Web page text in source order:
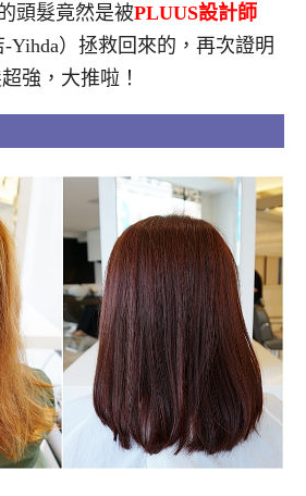
頭髮竟然是被PLUUS設計師
-Yihda）拯救回來的，再次證明
強，大推啦！